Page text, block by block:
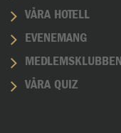
VÅRA HOTELL
EVENEMANG
MEDLEMSKLUBBEN
VÅRA QUIZ